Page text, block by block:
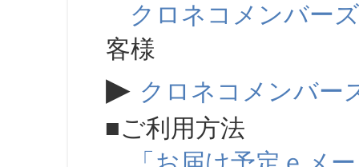
クロネコメンバーズ
客様
▶ クロネコメンバー
■ご利用方法